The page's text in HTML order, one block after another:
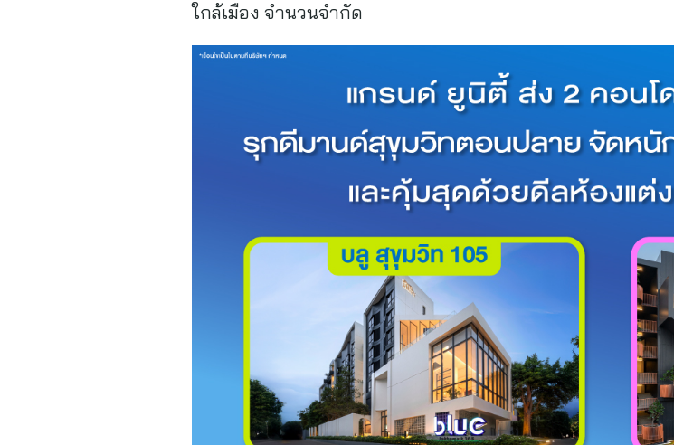
ใกล้เมือง จำนวนจำกัด